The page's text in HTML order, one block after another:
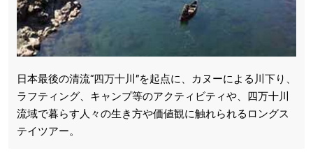
日本最後の清流“四万十川”を起点に、カヌーによる川下り、
ラフティング、キャンプ等のアクティビティや、四万十川
流域で暮らす人々の生き方や価値観に触れられるロングス
テイツアー。